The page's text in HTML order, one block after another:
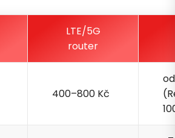
LTE/5G
router
400–800 Kč